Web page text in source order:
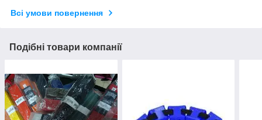
Всі умови повернення
Подібні товари компанії